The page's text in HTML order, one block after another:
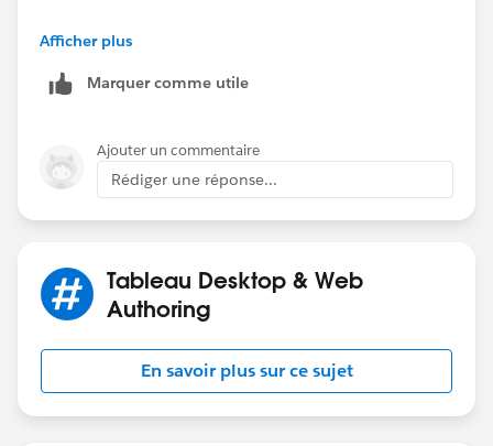
Andy
Afficher plus
Marquer comme utile
Ajouter un commentaire
Rédiger une réponse...
Tableau Desktop & Web
Authoring
En savoir plus sur ce sujet